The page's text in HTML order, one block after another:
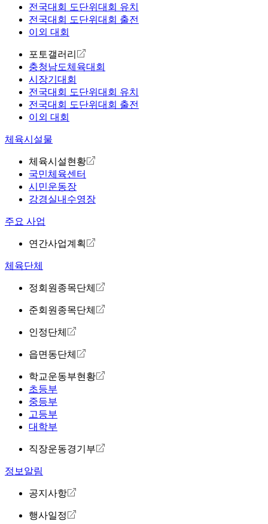
전국대회 도단위대회 유치
전국대회 도단위대회 출전
이외 대회
포토갤러리
충청남도체육대회
시장기대회
전국대회 도단위대회 유치
전국대회 도단위대회 출전
이외 대회
체육시설물
체육시설현황
국민체육센터
시민운동장
강경실내수영장
주요 사업
연간사업계획
체육단체
정회원종목단체
준회원종목단체
인정단체
읍면동단체
학교운동부현황
초등부
중등부
고등부
대학부
직장운동경기부
정보알림
공지사항
행사일정